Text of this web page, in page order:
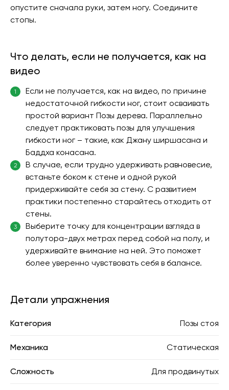
опустите сначала руки, затем ногу. Соедините
стопы.
Что делать, если не получается, как на
видео
1
Если не получается, как на видео, по причине
недостаточной гибкости ног, стоит осваивать
простой вариант Позы дерева. Параллельно
следует практиковать позы для улучшения
гибкости ног – такие, как Джану ширшасана и
Баддха конасана.
2
В случае, если трудно удерживать равновесие,
встаньте боком к стене и одной рукой
придерживайте себя за стену. С развитием
практики постепенно старайтесь отходить от
стены.
3
Выберите точку для концентрации взгляда в
полутора-двух метрах перед собой на полу, и
удерживайте внимание на ней. Это поможет
более уверенно чувствовать себя в балансе.
Детали упражнения
Категория Позы стоя
Механика Статическая
Сложность Для продвинутых